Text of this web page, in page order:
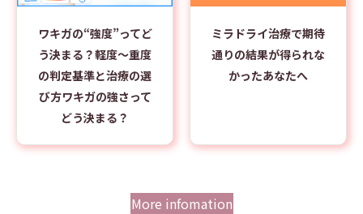
ワキガの“強度”ってど
う決まる？軽度～重度
の判定基準と治療の選
び方ワキガの強さって
どう決まる？
ミラドライ治療で期待
通りの結果が得られな
かったあなたへ
More infomation